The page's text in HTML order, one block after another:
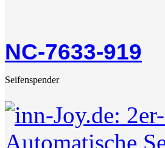
NC-7633-919
Seifenspender